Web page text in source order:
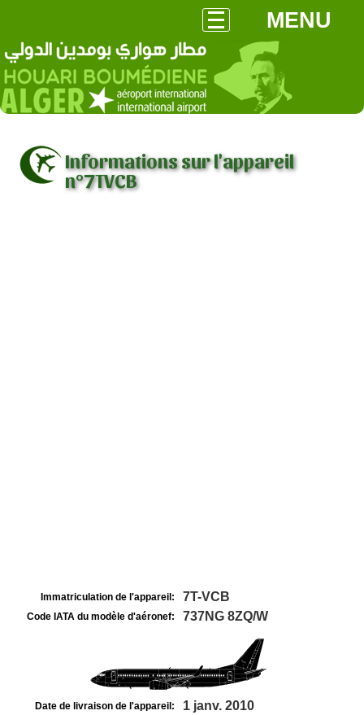
MENU
Informations sur l'appareil
n°7TVCB
Immatriculation de l'appareil: 7T-VCB
Code IATA du modèle d'aéronef: 737NG 8ZQ/W
Date de livraison de l'appareil: 1 janv. 2010